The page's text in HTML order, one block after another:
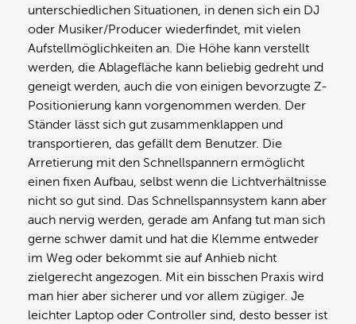
unterschiedlichen Situationen, in denen sich ein DJ
oder Musiker/Producer wiederfindet, mit vielen
Aufstellmöglichkeiten an. Die Höhe kann verstellt
werden, die Ablagefläche kann beliebig gedreht und
geneigt werden, auch die von einigen bevorzugte Z-
Positionierung kann vorgenommen werden. Der
Ständer lässt sich gut zusammenklappen und
transportieren, das gefällt dem Benutzer. Die
Arretierung mit den Schnellspannern ermöglicht
einen fixen Aufbau, selbst wenn die Lichtverhältnisse
nicht so gut sind. Das Schnellspannsystem kann aber
auch nervig werden, gerade am Anfang tut man sich
gerne schwer damit und hat die Klemme entweder
im Weg oder bekommt sie auf Anhieb nicht
zielgerecht angezogen. Mit ein bisschen Praxis wird
man hier aber sicherer und vor allem zügiger. Je
leichter Laptop oder Controller sind, desto besser ist